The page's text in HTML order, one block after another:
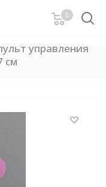
0
управления
см